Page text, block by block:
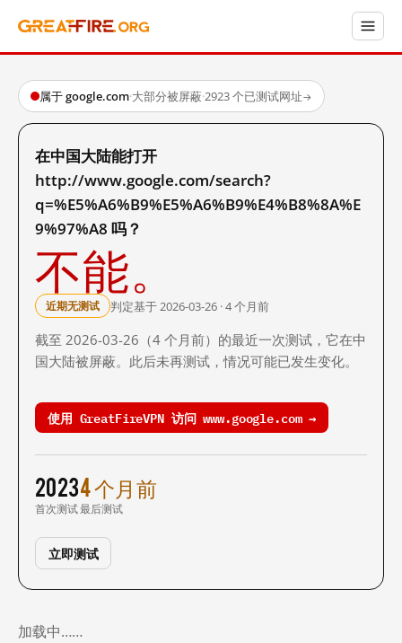
属于 google.com·大部分被屏蔽·2923 个已测试网址→
在中国大陆能打开
http://www.google.com/search?
q=%E5%A6%B9%E5%A6%B9%E4%B8%8A%E
9%97%A8 吗？
不能。
近期无测试 判定基于 2026-03-26 · 4 个月前
截至 2026-03-26（4 个月前）的最近一次测试，它在中
国大陆被屏蔽。此后未再测试，情况可能已发生变化。
使用 GreatFireVPN 访问 www.google.com →
2023
首次测试
4 个月前
最后测试
立即测试
加载中……